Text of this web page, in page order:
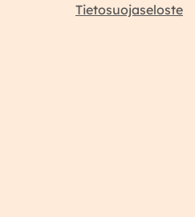
Tietosuojaseloste